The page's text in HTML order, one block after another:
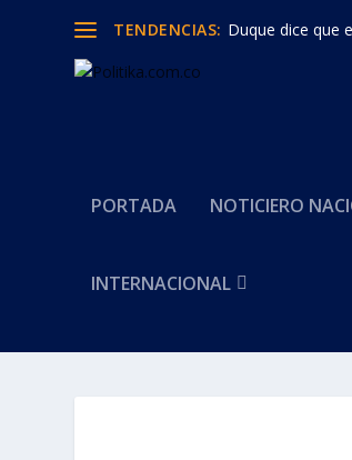
TENDENCIAS: Duque dice que
PORTADA NOTICIERO
INTERNACIONAL